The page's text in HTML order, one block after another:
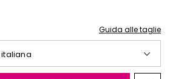
Guida alle taglie